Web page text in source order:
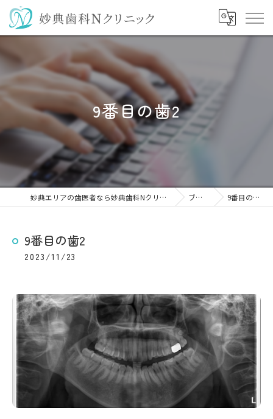
9番目の歯2
妙典エリアの歯医者なら妙典歯科Nクリニック ブログ 9番目の歯2
9番目の歯2
2023/11/23